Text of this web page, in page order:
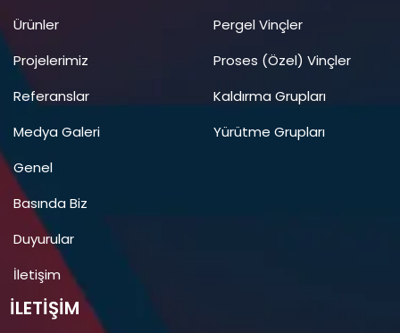
Ürünler
Projelerimiz
Referanslar
Medya Galeri
Genel
Basında Biz
Duyurular
İletişim
Pergel Vinçler
Proses (Özel) Vinçler
Kaldırma Grupları
Yürütme Grupları
İLETIŞIM